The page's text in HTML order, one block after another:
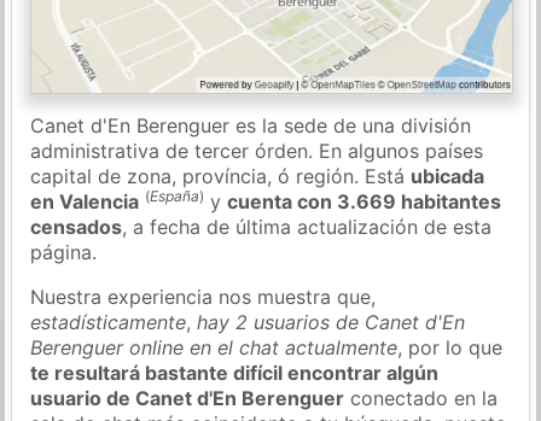
Canet d'En Berenguer es la sede de una división
administrativa de tercer órden. En algunos países
capital de zona, província, ó región. Está ubicada
en Valencia (España) ycuenta con 3.669 habitantes
censados, a fecha de última actualización de esta
página.
Nuestra experiencia nos muestra que,
estadísticamente,hay 2 usuarios de Canet d'En
Berenguer online en el chat actualmente, por lo que
te resultará bastante difícil encontrar algún
usuario de Canet d'En Berenguer conectado en la